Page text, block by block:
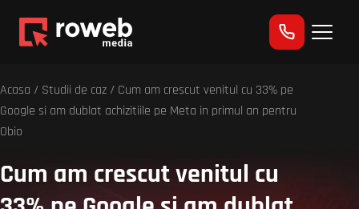
Acasa / Studii de caz / Cum am crescut venitul cu 33% pe
Google si am dublat achizitiile pe Meta in primul an pentru
Obio
Cum am crescut venitul cu